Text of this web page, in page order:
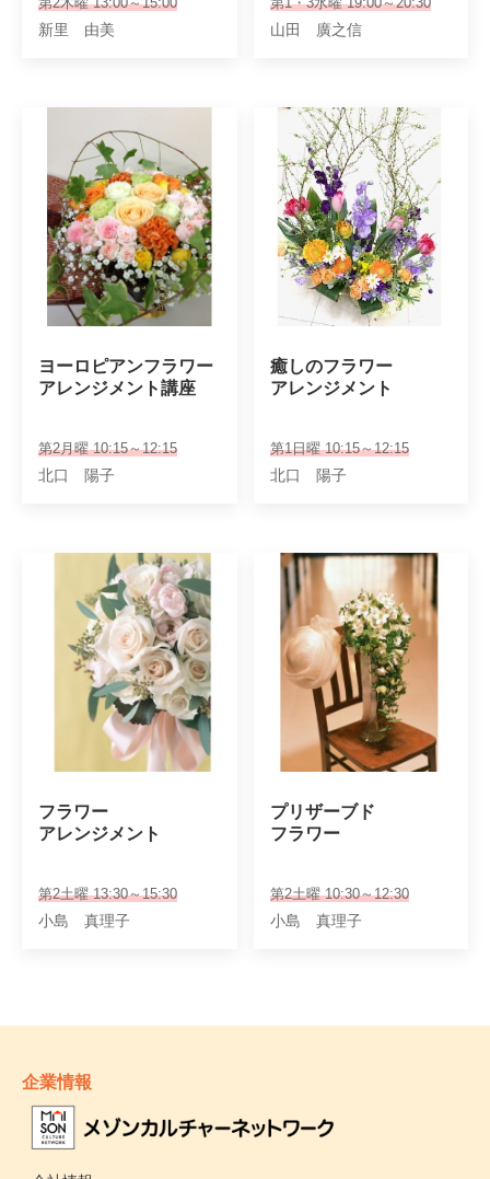
新里 由美 山田 廣之信
ヨーロピアンフラワー
アレンジメント講座
第2月曜 10:15～12:15
北口 陽子
癒しのフラワー
アレンジメント
第1日曜 10:15～12:15
北口 陽子
フラワー
アレンジメント
第2土曜 13:30～15:30
小島 真理子
プリザーブド
フラワー
第2土曜 10:30～12:30
小島 真理子
企業情報